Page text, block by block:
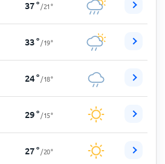
37° /21°
33° /19°
24° /18°
29° /15°
27° /20°